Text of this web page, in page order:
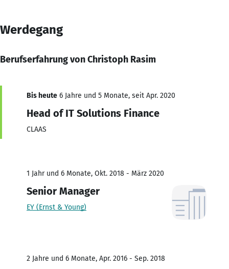
Werdegang
Berufserfahrung von Christoph Rasim
Bis heute 6 Jahre und 5 Monate, seit Apr. 2020
Head of IT Solutions Finance
CLAAS
1 Jahr und 6 Monate, Okt. 2018 - März 2020
Senior Manager
EY (Ernst & Young)
2 Jahre und 6 Monate, Apr. 2016 - Sep. 2018